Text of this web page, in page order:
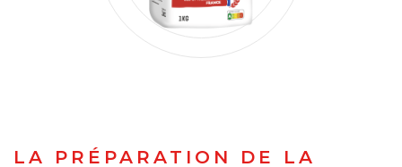
LA PRÉPARATION DE LA